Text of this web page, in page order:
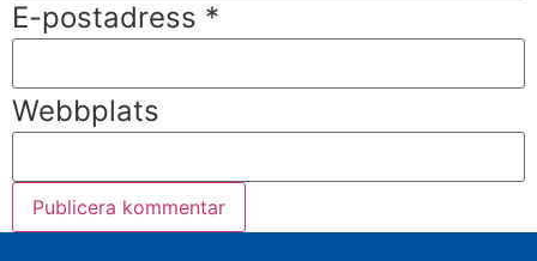
E-postadress *
Webbplats